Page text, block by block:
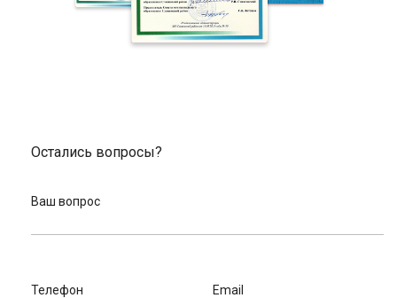
Чтобы купить гидравлику у нас, добавьте понравившийся из
каталога вариант в корзину. Заполните заявку, указав
контактные данные. Оплатить товар у нас вы можете через
консультацию и подберет необходимые запчасти.
Остались вопросы?
Ваш вопрос
Телефон Email